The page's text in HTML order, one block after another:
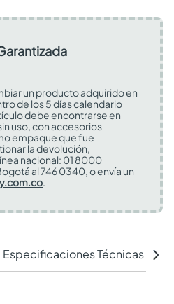
un producto adquirido en
de los 5 días calendario
debe encontrarse en
uso, con accesorios
empaque que fue
la devolución,
nacional: 01 8000
al 746 0340, o envía un
.
Especificaciones Técnicas